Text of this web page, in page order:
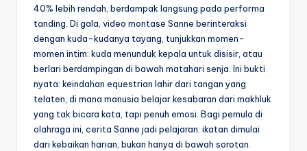
40% lebih rendah, berdampak langsung pada performa
tanding. Di gala, video montase Sanne berinteraksi
dengan kuda-kudanya tayang, tunjukkan momen-
momen intim: kuda menunduk kepala untuk disisir, atau
berlari berdampingan di bawah matahari senja. Ini bukti
nyata: keindahan equestrian lahir dari tangan yang
telaten, di mana manusia belajar kesabaran dari makhluk
yang tak bicara kata, tapi penuh emosi. Bagi pemula di
olahraga ini, cerita Sanne jadi pelajaran: ikatan dimulai
dari kebaikan harian, bukan hanya di bawah sorotan.